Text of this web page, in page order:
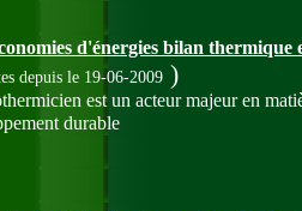
d'énergies bilan thermique
depuis le 19-06-2009 )
est un acteur majeur en
durable